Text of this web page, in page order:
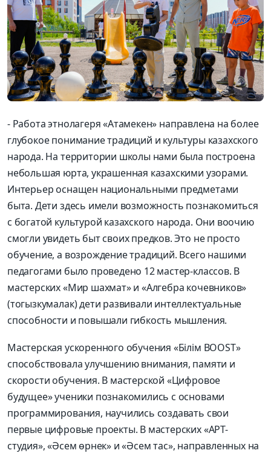
-Работаэтнолагеря«Атамекен» направлена на более
глубокое понимание традиций и культуры казахского
народа. На территории школы нами была построена
небольшая юрта, украшенная казахскими узорами.
Интерьер оснащен национальными предметами
быта. Дети здесь имели возможность познакомиться
с богатой культурой казахского народа. Они воочию
смогли увидеть быт своих предков. Это не просто
обучение, а возрождение традиций. Всего нашими
педагогами было проведено 12 мастер-классов. В
мастерских «Мир шахмат» и «Алгебра кочевников»
(тогызкумалак) дети развивали интеллектуальные
способности и повышали гибкость мышления.
Мастерская ускоренного обучения «Білім BOOST»
способствовала улучшению внимания, памяти и
скорости обучения. В мастерской «Цифровое
будущее» ученики познакомились с основами
программирования, научились создавать свои
первые цифровые проекты. В мастерских «АРТ-
студия», «Әсем өрнек» и «Әсемтас», направленных на